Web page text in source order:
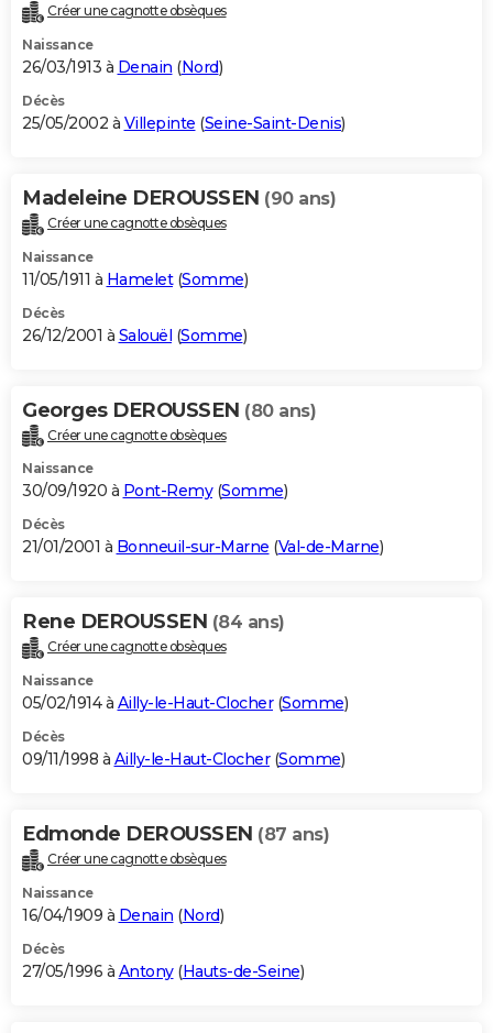
Créer une cagnotte obsèques
Naissance
26/03/1913 à Denain (Nord)
Décès
25/05/2002 à Villepinte (Seine-Saint-Denis)
Madeleine DEROUSSEN (90 ans)
Créer une cagnotte obsèques
Naissance
11/05/1911 à Hamelet(Somme)
Décès
26/12/2001 à Salouël (Somme)
Georges DEROUSSEN (80 ans)
Créer une cagnotte obsèques
Naissance
30/09/1920 à Pont-Remy(Somme)
Décès
21/01/2001 à Bonneuil-sur-Marne (Val-de-Marne)
Rene DEROUSSEN (84 ans)
Créer une cagnotte obsèques
Naissance
05/02/1914 à Ailly-le-Haut-Clocher(Somme)
Décès
09/11/1998 à Ailly-le-Haut-Clocher(Somme)
Edmonde DEROUSSEN (87 ans)
Créer une cagnotte obsèques
Naissance
16/04/1909 à Denain (Nord)
Décès
27/05/1996 à Antony(Hauts-de-Seine)